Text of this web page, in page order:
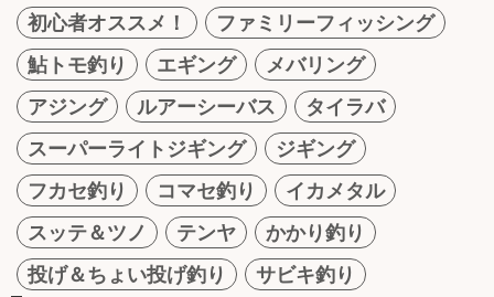
初心者オススメ！
ファミリーフィッシング
鮎トモ釣り
エギング
メバリング
アジング
ルアーシーバス
タイラバ
スーパーライトジギング
ジギング
フカセ釣り
コマセ釣り
イカメタル
スッテ＆ツノ
テンヤ
かかり釣り
投げ＆ちょい投げ釣り
サビキ釣り